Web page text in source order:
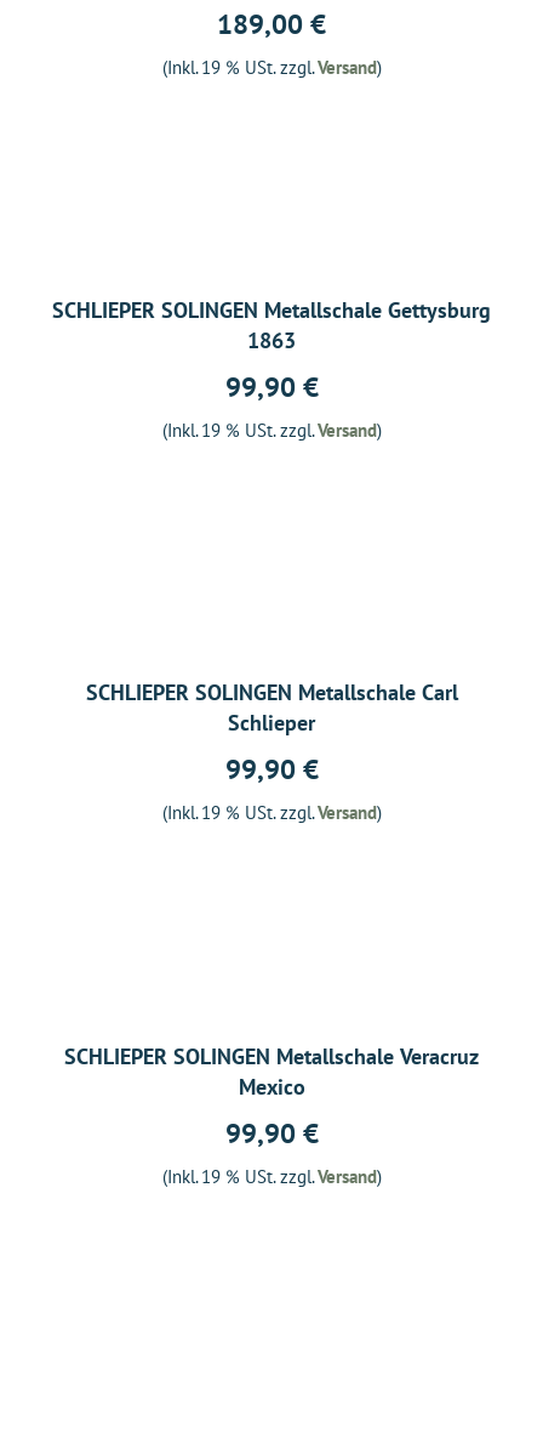
189,00 €
(Inkl. 19 % USt. zzgl.Versand)
SCHLIEPER SOLINGEN Metallschale Gettysburg
1863
99,90 €
(Inkl. 19 % USt. zzgl.Versand)
SCHLIEPER SOLINGEN Metallschale Carl
Schlieper
99,90 €
(Inkl. 19 % USt. zzgl.Versand)
SCHLIEPER SOLINGEN Metallschale Veracruz
Mexico
99,90 €
(Inkl. 19 % USt. zzgl.Versand)